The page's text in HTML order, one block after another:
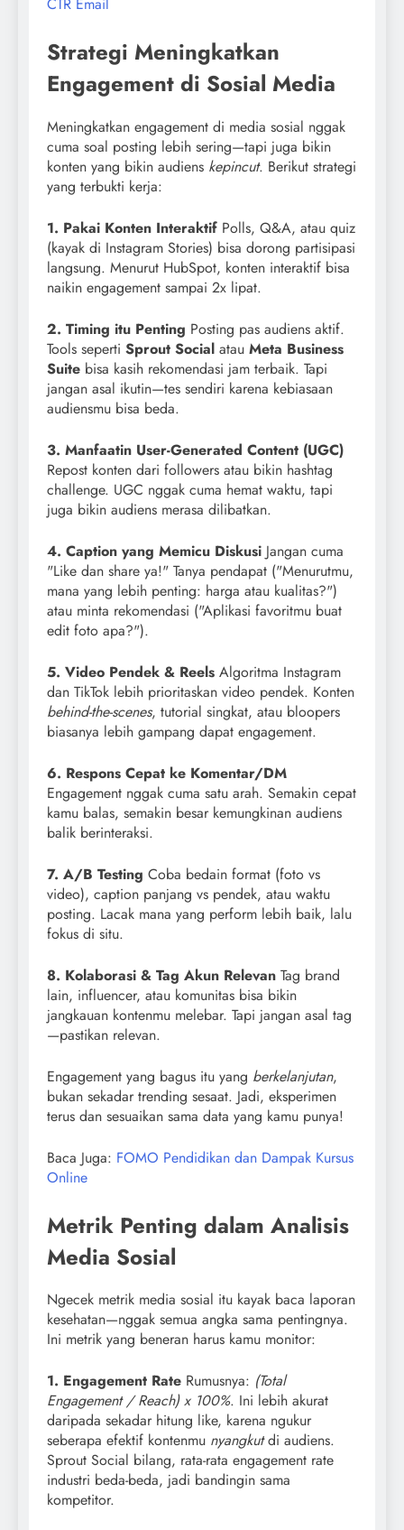
Strategi Meningkatkan
Engagement di Sosial Media
Meningkatkan engagement di media sosial nggak
cuma soal posting lebih sering—tapi juga bikin
konten yang bikin audiens kepincut. Berikut strategi
yang terbukti kerja:
1. Pakai Konten Interaktif Polls, Q&A, atau quiz
(kayak di Instagram Stories) bisa dorong partisipasi
langsung. Menurut HubSpot, konten interaktif bisa
naikin engagement sampai 2x lipat.
2. Timing itu Penting Posting pas audiens aktif.
Tools seperti Sprout Social atau Meta Business
Suite bisa kasih rekomendasi jam terbaik. Tapi
jangan asal ikutin—tes sendiri karena kebiasaan
audiensmu bisa beda.
3. Manfaatin User-Generated Content (UGC)
Repost konten dari followers atau bikin hashtag
challenge. UGC nggak cuma hemat waktu, tapi
juga bikin audiens merasa dilibatkan.
4. Caption yang Memicu Diskusi Jangan cuma
"Like dan share ya!" Tanya pendapat ("Menurutmu,
mana yang lebih penting: harga atau kualitas?")
atau minta rekomendasi ("Aplikasi favoritmu buat
edit foto apa?").
5. Video Pendek & Reels Algoritma Instagram
dan TikTok lebih prioritaskan video pendek. Konten
behind-the-scenes, tutorial singkat, atau bloopers
biasanya lebih gampang dapat engagement.
6. Respons Cepat ke Komentar/DM
Engagement nggak cuma satu arah. Semakin cepat
kamu balas, semakin besar kemungkinan audiens
balik berinteraksi.
7. A/B Testing Coba bedain format (foto vs
video), caption panjang vs pendek, atau waktu
posting. Lacak mana yang perform lebih baik, lalu
fokus di situ.
8. Kolaborasi & Tag Akun Relevan Tag brand
lain, influencer, atau komunitas bisa bikin
jangkauan kontenmu melebar. Tapi jangan asal tag
—pastikan relevan.
Engagement yang bagus itu yang berkelanjutan,
bukan sekadar trending sesaat. Jadi, eksperimen
terus dan sesuaikan sama data yang kamu punya!
Baca Juga: FOMO Pendidikan dan Dampak Kursus
Online
Metrik Penting dalam Analisis
Media Sosial
Ngecek metrik media sosial itu kayak baca laporan
kesehatan—nggak semua angka sama pentingnya.
Ini metrik yang beneran harus kamu monitor:
1. Engagement Rate Rumusnya: (Total
Engagement / Reach) x 100%. Ini lebih akurat
daripada sekadar hitung like, karena ngukur
seberapa efektif kontenmu nyangkutdi audiens.
Sprout Social bilang, rata-rata engagement rate
industri beda-beda, jadi bandingin sama
kompetitor.